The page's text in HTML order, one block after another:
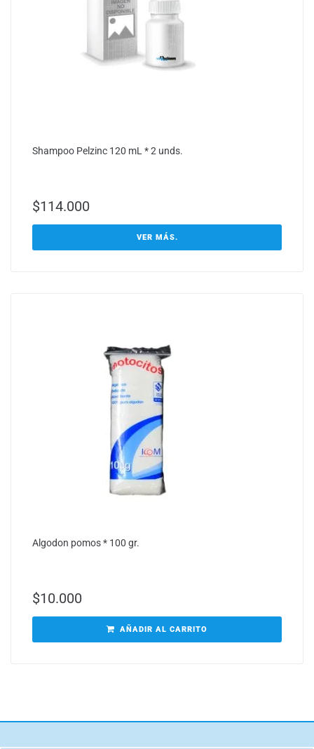
Shampoo Pelzinc 120 mL * 2 unds.
$114.000
VER MÁS.
Algodon pomos * 100 gr.
$10.000
AÑADIR AL CARRITO